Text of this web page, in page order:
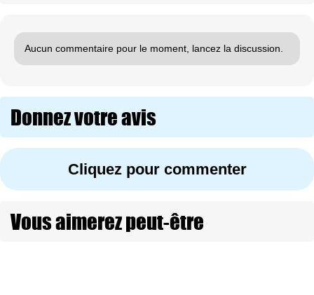
Aucun commentaire pour le moment, lancez la discussion.
Donnez votre avis
Cliquez pour commenter
Vous aimerez peut-être